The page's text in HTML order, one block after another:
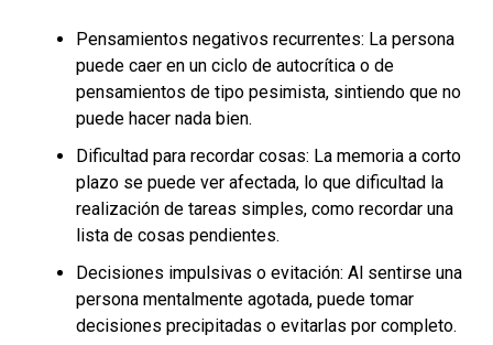
Pensamientos negativos recurrentes: La persona
puede caer en un ciclo de autocrítica o de
pensamientos de tipo pesimista, sintiendo que no
puede hacer nada bien.
Dificultad para recordar cosas: La memoria a corto
plazo se puede ver afectada, lo que dificultad la
realización de tareas simples, como recordar una
lista de cosas pendientes.
Decisiones impulsivas o evitación: Al sentirse una
persona mentalmente agotada, puede tomar
decisiones precipitadas o evitarlas por completo.